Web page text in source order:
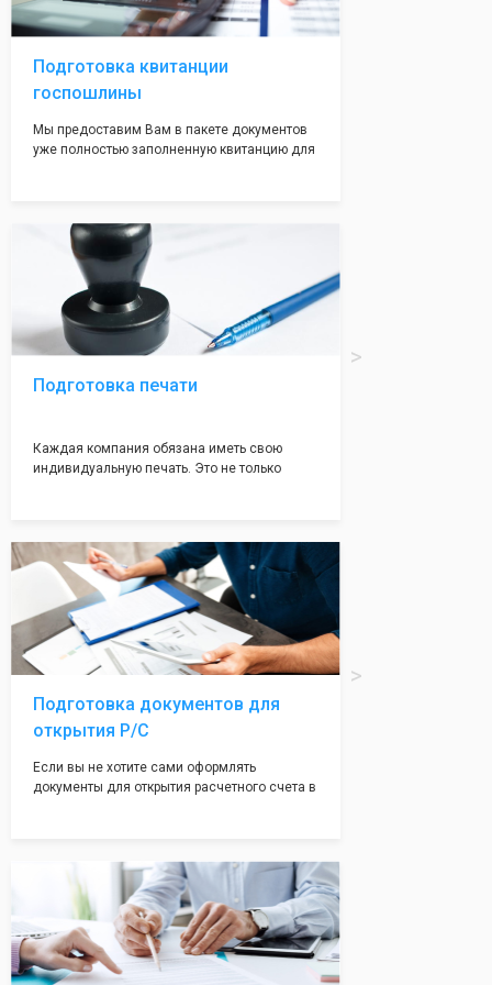
волноваться на этот счет, ведь у нас все
адреса не массовые и очень надежные!
Подготовка квитанции
госпошлины
Мы предоставим Вам в пакете документов
уже полностью заполненную квитанцию для
посредственно в налоговой инспекции при
подаче документов на регистрацию.
Подготовка печати
Каждая компания обязана иметь свою
индивидуальную печать. Это не только
вам поможем с помощью изготовления
печати по индивидуальному эскизу, который
Вы выберете сами из нашего каталога.
Подготовка документов для
открытия Р/С
Если вы не хотите сами оформлять
документы для открытия расчетного счета в
открытия счета, с минимальным затратом
вашего времени и сил!